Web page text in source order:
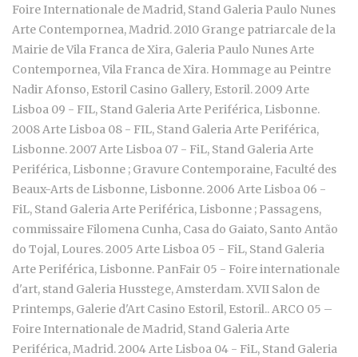
Foire Internationale de Madrid, Stand Galeria Paulo Nunes
Arte Contempornea, Madrid. 2010 Grange patriarcale de la
Mairie de Vila Franca de Xira, Galeria Paulo Nunes Arte
Contempornea, Vila Franca de Xira. Hommage au Peintre
Nadir Afonso, Estoril Casino Gallery, Estoril. 2009 Arte
Lisboa 09 - FIL, Stand Galeria Arte Periférica, Lisbonne.
2008 Arte Lisboa 08 - FIL, Stand Galeria Arte Periférica,
Lisbonne. 2007 Arte Lisboa 07 - FiL, Stand Galeria Arte
Periférica, Lisbonne ; Gravure Contemporaine, Faculté des
Beaux-Arts de Lisbonne, Lisbonne. 2006 Arte Lisboa 06 -
FiL, Stand Galeria Arte Periférica, Lisbonne ; Passagens,
commissaire Filomena Cunha, Casa do Gaiato, Santo Antão
do Tojal, Loures. 2005 Arte Lisboa 05 - FiL, Stand Galeria
Arte Periférica, Lisbonne. PanFair 05 - Foire internationale
d'art, stand Galeria Husstege, Amsterdam. XVII Salon de
Printemps, Galerie d'Art Casino Estoril, Estoril.. ARCO 05 –
Foire Internationale de Madrid, Stand Galeria Arte
Periférica, Madrid. 2004 Arte Lisboa 04 - FiL, Stand Galeria